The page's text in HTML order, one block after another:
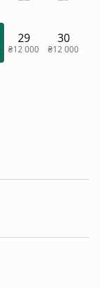
29
₴12 000
30
₴12 000